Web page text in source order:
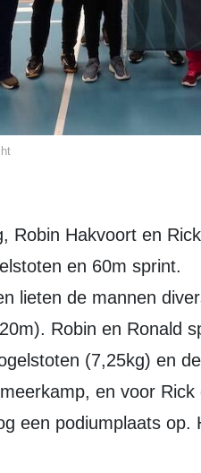
Robin Hakvoort en
en 60m sprint.
lieten de mannen
Robin en Ronald
(7,25kg) en
en voor Rick
een podiumplaats op.